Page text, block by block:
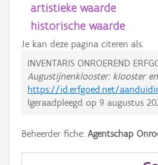
artistieke waarde
historische waarde
Je kan deze pagina citeren als:
INVENTARIS ONROEREND
Augustijnenklooster: klooster
https://id.erfgoed.net/
(geraadpleegd op 9 augustus
Beheerder fiche: Agentschap